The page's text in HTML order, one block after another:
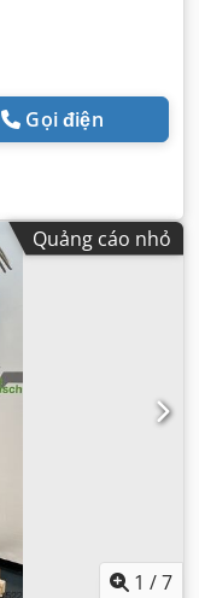
Gọi điện
Quảng cáo nhỏ
1 /7